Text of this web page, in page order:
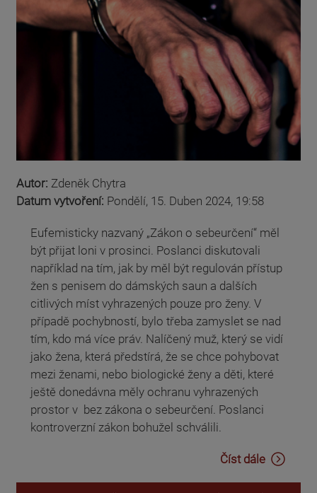
Autor: Zdeněk Chytra
Datum vytvoření: Pondělí, 15. Duben 2024, 19:58
Eufemisticky nazvaný „Zákon o sebeurčení“ měl
být přijat loni v prosinci. Poslanci diskutovali
například na tím, jak by měl být regulován přístup
žen s penisem do dámských saun a dalších
citlivých míst vyhrazených pouze pro ženy. V
případě pochybností, bylo třeba zamyslet se nad
tím, kdo má více práv. Nalíčený muž, který se vidí
jako žena, která předstírá, že se chce pohybovat
mezi ženami, nebo biologické ženy a děti, které
ještě donedávna měly ochranu vyhrazených
prostor v bez zákona o sebeurčení. Poslanci
kontroverzní zákon bohužel schválili.
Číst dále